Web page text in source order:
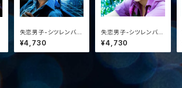
失恋男子-シツレンバナ
シ-3 特典ブロマイド：
井俣太良
¥4,730
失恋男子-シツレンバナ
シ-3 特典ブロマイド：
丘山晴己
¥4,730